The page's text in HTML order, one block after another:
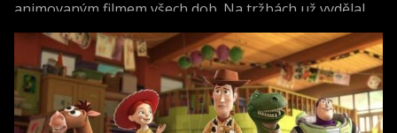
animovaným filmem všech dob. Na tržbách už vydělal
více než 920 milionů dolarů (téměř 18 miliard korun),
čímž se prodral na první místo, které dosud držel Shrek
2 studia DreamWorks. Oznámila to agentura AP.